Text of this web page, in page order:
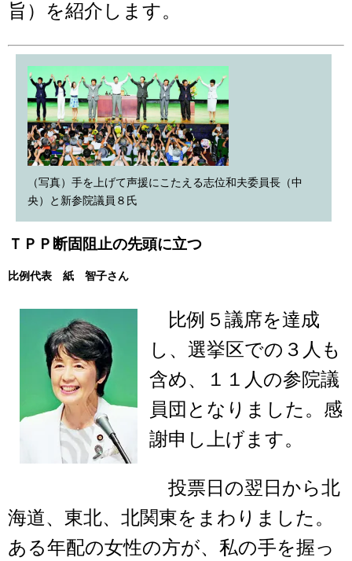
旨）を紹介します。
（写真）手を上げて声援にこたえる志位和夫委員長（中
央）と新参院議員８氏
ＴＰＰ断固阻止の先頭に立つ
比例代表 紙 智子さん
比例５議席を達成
し、選挙区での３人も
含め、１１人の参院議
員団となりました。感
謝申し上げます。
投票日の翌日から北
海道、東北、北関東をまわりました。
ある年配の女性の方が、私の手を握っ